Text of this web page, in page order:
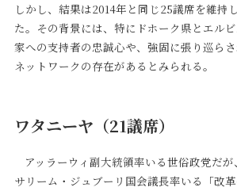
しかし、結果は2014年と同じ25議席を維持
た。その背景には、特にドホーク県とエル
家への支持者の忠誠心や、強固に張り巡ら
ネットワークの存在があるとみられる。
ワタニーヤ（21議席）
アッラーウィ副大統領率いる世俗政党だ
サリーム・ジュブーリ国会議長率いる「改